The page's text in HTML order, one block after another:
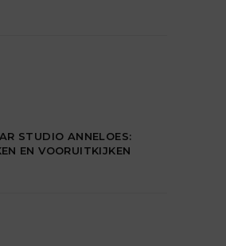
STUDIO ANNELOES:
EN VOORUITKIJKEN